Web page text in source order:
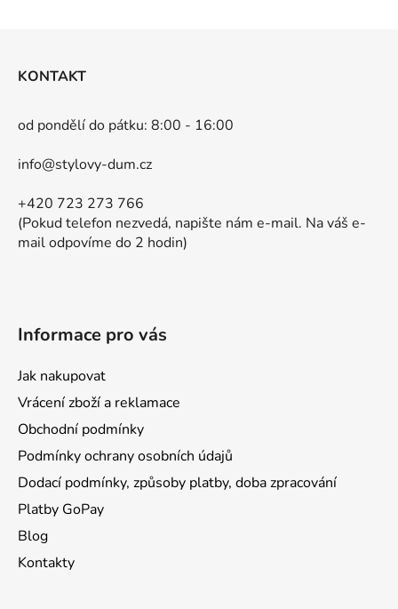
KONTAKT
od pondělí do pátku: 8:00 - 16:00
info@stylovy-dum.cz
+420 723 273 766
(Pokud telefon nezvedá, napište nám e-mail. Na váš e-
mail odpovíme do 2 hodin)
Informace pro vás
Jak nakupovat
Vrácení zboží a reklamace
Obchodní podmínky
Podmínky ochrany osobních údajů
Dodací podmínky, způsoby platby, doba zpracování
Platby GoPay
Blog
Kontakty